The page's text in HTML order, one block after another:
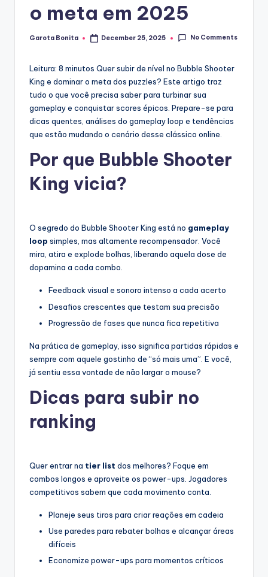
o meta em 2025
Posted
Garota Bonita December 25, 2025 No Comments
Leitura: 8 minutos Quer subir de nível no Bubble Shooter
King e dominar o meta dos puzzles? Este artigo traz
tudo o que você precisa saber para turbinar sua
gameplay e conquistar scores épicos. Prepare-se para
dicas quentes, análises do gameplay loop e tendências
que estão mudando o cenário desse clássico online.
Por que Bubble Shooter
King vicia?
O segredo do Bubble Shooter King está no gameplay
loop simples, mas altamente recompensador. Você
mira, atira e explode bolhas, liberando aquela dose de
dopamina a cada combo.
Feedback visual e sonoro intenso a cada acerto
Desafios crescentes que testam sua precisão
Progressão de fases que nunca fica repetitiva
Na prática de gameplay, isso significa partidas rápidas e
sempre com aquele gostinho de “só mais uma”. E você,
já sentiu essa vontade de não largar o mouse?
Dicas para subir no
ranking
Quer entrar na tier list dos melhores? Foque em
combos longos e aproveite os power-ups. Jogadores
competitivos sabem que cada movimento conta.
Planeje seus tiros para criar reações em cadeia
Use paredes para rebater bolhas e alcançar áreas
difíceis
Economize power-ups para momentos críticos